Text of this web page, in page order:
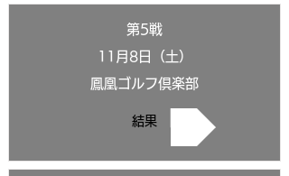
第5戦
11月8日（土）
鳳凰ゴルフ倶楽部
結果